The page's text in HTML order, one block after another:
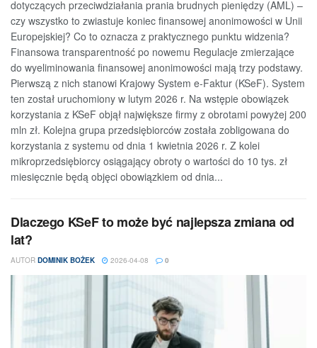
dotyczących przeciwdziałania prania brudnych pieniędzy (AML) –
czy wszystko to zwiastuje koniec finansowej anonimowości w Unii
Europejskiej? Co to oznacza z praktycznego punktu widzenia?
Finansowa transparentność po nowemu Regulacje zmierzające
do wyeliminowania finansowej anonimowości mają trzy podstawy.
Pierwszą z nich stanowi Krajowy System e-Faktur (KSeF). System
ten został uruchomiony w lutym 2026 r. Na wstępie obowiązek
korzystania z KSeF objął największe firmy z obrotami powyżej 200
mln zł. Kolejna grupa przedsiębiorców została zobligowana do
korzystania z systemu od dnia 1 kwietnia 2026 r. Z kolei
mikroprzedsiębiorcy osiągający obroty o wartości do 10 tys. zł
miesięcznie będą objęci obowiązkiem od dnia...
Dlaczego KSeF to może być najlepsza zmiana od
lat?
AUTOR DOMINIK BOŻEK 2026-04-08 0